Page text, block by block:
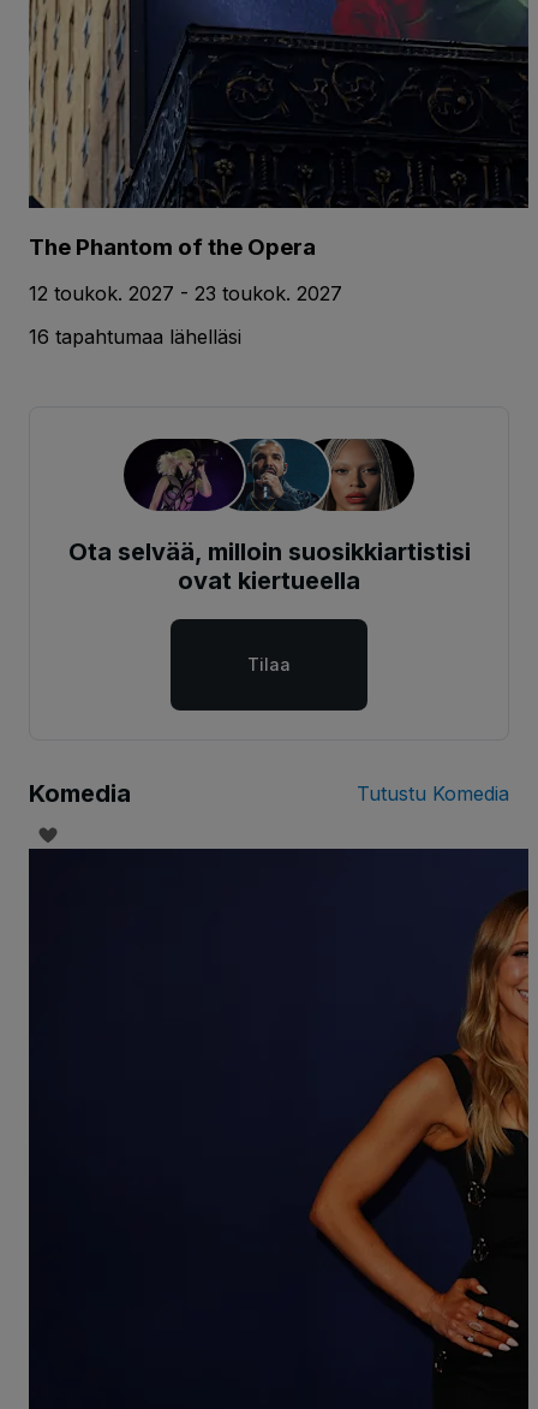
The Phantom of the Opera
12 toukok. 2027 - 23 toukok. 2027
16 tapahtumaa lähelläsi
Ota selvää, milloin suosikkiartistisi
ovat kiertueella
Tilaa
Komedia Tutustu Komedia